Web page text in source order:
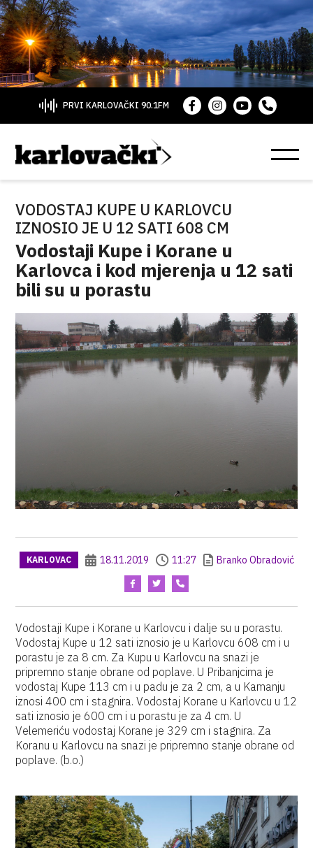
PRVI KARLOVAČKI 90.1FM
VODOSTAJ KUPE U KARLOVCU
IZNOSIO JE U 12 SATI 608 CM
Vodostaji Kupe i Korane u
Karlovca i kod mjerenja u 12 sati
bili su u porastu
KARLOVAC 18.11.2019 11:27 Branko Obradović
Vodostaji Kupe i Korane u Karlovcu i dalje su u porastu.
Vodostaj Kupe u 12 sati iznosio je u Karlovcu 608 cm i u
porastu je za 8 cm. Za Kupu u Karlovcu na snazi je
pripremno stanje obrane od poplave. U Pribanjcima je
vodostaj Kupe 113 cm i u padu je za 2 cm, a u Kamanju
iznosi 400 cm i stagnira. Vodostaj Korane u Karlovcu u 12
sati iznosio je 600 cm i u porastu je za 4 cm. U
Velemeriću vodostaj Korane je 329 cm i stagnira. Za
Koranu u Karlovcu na snazi je pripremno stanje obrane od
poplave. (b.o.)